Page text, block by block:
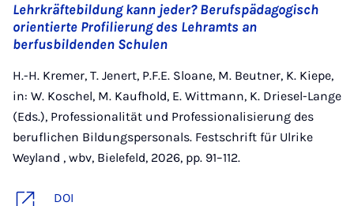
Lehrkräftebildung kann jeder? Berufspädagogisch
orientierte Profilierung des Lehramts an
berfusbildenden Schulen
H.-H. Kremer, T. Jenert, P.F.E. Sloane, M. Beutner, K. Kiepe,
in: W. Koschel, M. Kaufhold, E. Wittmann, K. Driesel-Lange
(Eds.), Professionalität und Professionalisierung des
beruflichen Bildungspersonals. Festschrift für Ulrike
Weyland , wbv, Bielefeld, 2026, pp. 91–112.
DOI